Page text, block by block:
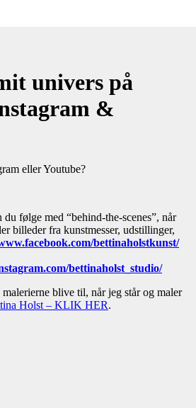
univers på
&
eller Youtube?
følge med “behind-the-scenes”, når
billeder fra kunstmesser, udstillinger,
bettinaholstkunst/
bettinaholst_studio/
blive til, når jeg står og maler
Holst – KLIK HER.